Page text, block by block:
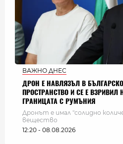
ВАЖНО ДНЕС
ДРОН Е НАВЛЯЗЪЛ В
ПРОСТРАНСТВО И СЕ Е ВЗРИВИЛ
ГРАНИЦАТА С РУМЪНИЯ
Дронът е имал "солидно
вещество
12:20 - 08.08.2026